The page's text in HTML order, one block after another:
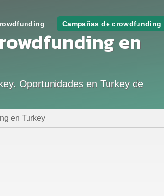
Campañas de crowdfunding
en
Oportunidades en Turkey de
en Turkey